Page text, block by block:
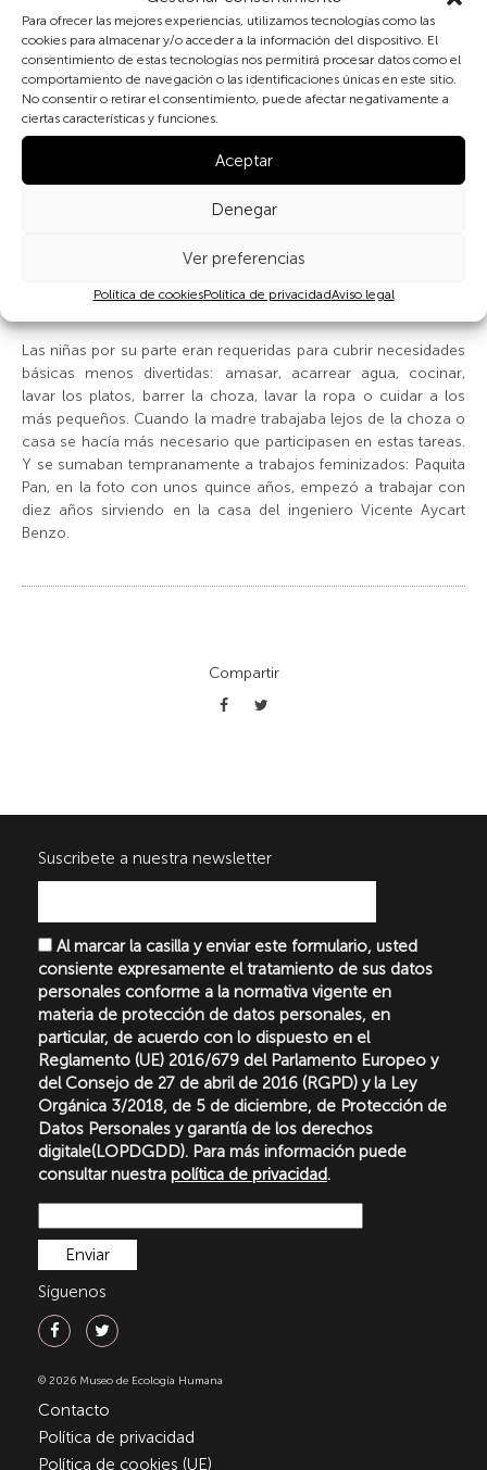
Para ofrecer las mejores experiencias, utilizamos tecnologías como las
cookies para almacenar y/o acceder a la información del dispositivo. El
consentimiento de estas tecnologías nos permitirá procesar datos como el
comportamiento de navegación o las identificaciones únicas en este sitio.
No consentir o retirar el consentimiento, puede afectar negativamente a
ciertas características y funciones.
Aceptar
Denegar
Ver preferencias
Política de cookiesPolítica de privacidadAviso legal
pequeñas antes de que se las llevase otro y las
metíamos en paja para que madurasen. Y cogíamos
barbos y bogas del río haciendo explotar en el agua una
lata con carburo, que lo usábamos para dar luz».
Los fines de semana los zagales iban a por leña, la cargaban
en una vagoneta de la obra y subían valle arriba empujándola.
Para el brasero cogían sacos delpicónque quedaba sin
recoger junto a los hornos de carbón de las fincas cercanas.
aprendices, algunos niños en fincas cercanas escardando,
de la familia o de las fincas.
Las niñas por su parte eran requeridas para cubrir necesidades
básicas menos divertidas: amasar, acarrear agua, cocinar,
lavar los platos, barrer la choza, lavar la ropa o cuidar a los
más pequeños. Cuando la madre trabajaba lejos de la choza o
casa se hacía más necesario que participasen en estas tareas.
Y se sumaban tempranamente a trabajos feminizados: Paquita
Pan, en la foto con unos quince años, empezó a trabajar con
diez años sirviendo en la casa del ingeniero Vicente Aycart
Benzo.
Compartir
Suscribete a nuestra newsletter
Al marcar la casilla y enviar este formulario, usted
consiente expresamente el tratamiento de sus datos
personales conforme a la normativa vigente en
materia de protección de datos personales, en
particular, de acuerdo con lo dispuesto en el
Reglamento (UE) 2016/679 del Parlamento Europeo y
del Consejo de 27 de abril de 2016 (RGPD) y la Ley
Orgánica 3/2018, de 5 de diciembre, de Protección de
Datos Personales y garantía de los derechos
digitale(LOPDGDD). Para más información puede
consultar nuestra política de privacidad.
Síguenos
© 2026 Museo de Ecología Humana
Contacto
Política de privacidad
Política de cookies (UE)